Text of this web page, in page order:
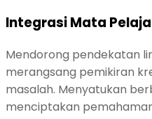
Integrasi Mata
Mendorong pendekatan
merangsang pemikiran
masalah. Menyatukan
menciptakan